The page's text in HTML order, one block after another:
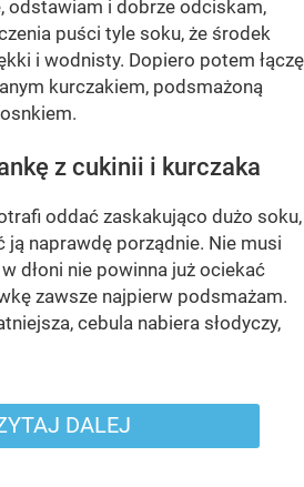
odstawiam i dobrze odciskam,
puści tyle soku, że środek
i wodnisty. Dopiero potem łączę
kurczakiem, podsmażoną
z cukinii i kurczaka
oddać zaskakująco dużo soku,
naprawdę porządnie. Nie musi
dłoni nie powinna już ociekać
zawsze najpierw podsmażam.
cebula nabiera słodyczy,
DALEJ